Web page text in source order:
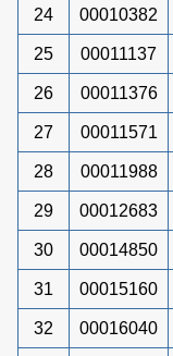
24 00010382
25 00011137
26 00011376
27 00011571
28 00011988
29 00012683
30 00014850
31 00015160
32 00016040